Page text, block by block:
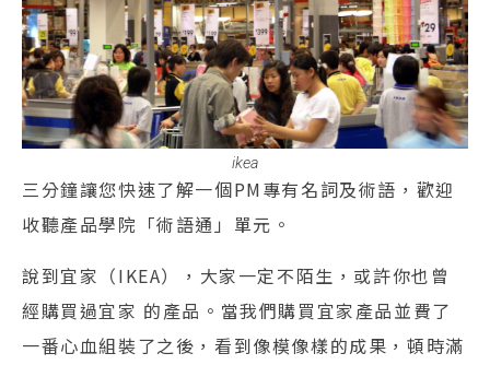
ikea
三分鐘讓您快速了解一個PM專有名詞及術語，歡迎
收聽產品學院「術語通」單元。
說到宜家（IKEA），大家一定不陌生，或許你也曾
經購買過宜家 的產品。當我們購買宜家產品並費了
一番心血組裝了之後，看到像模像樣的成果，頓時滿